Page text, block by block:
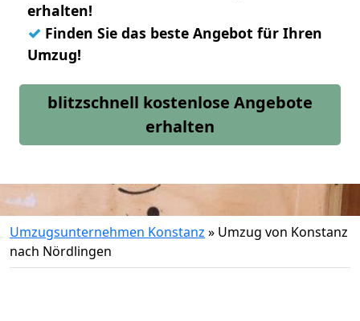
erhalten!
✓ Finden Sie das beste Angebot für Ihren
Umzug!
blitzschnell kostenlose Angebote
erhalten
Umzugsunternehmen Konstanz » Umzug von Konstanz
nach Nördlingen